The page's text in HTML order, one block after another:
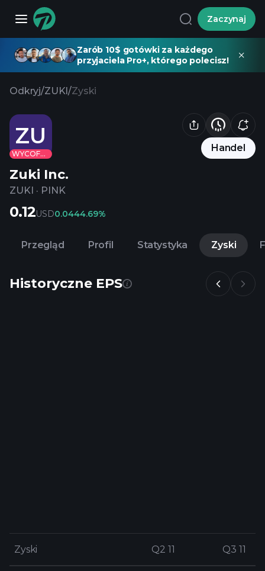
Zaczynaj
Zarób 10$ gotówki za każdego
przyjaciela Pro+, którego polecisz!
Odkryj/ZUKI/Zyski
ZU
WYCOFANE
Handel
Zuki Inc.
ZUKI · PINK
0.12USD0.0444.69%
Przegląd Profil Statystyka Zyski
Historyczne EPS
Zyski Q2 11 Q3 11
Zyski Q2 11 Q3 11